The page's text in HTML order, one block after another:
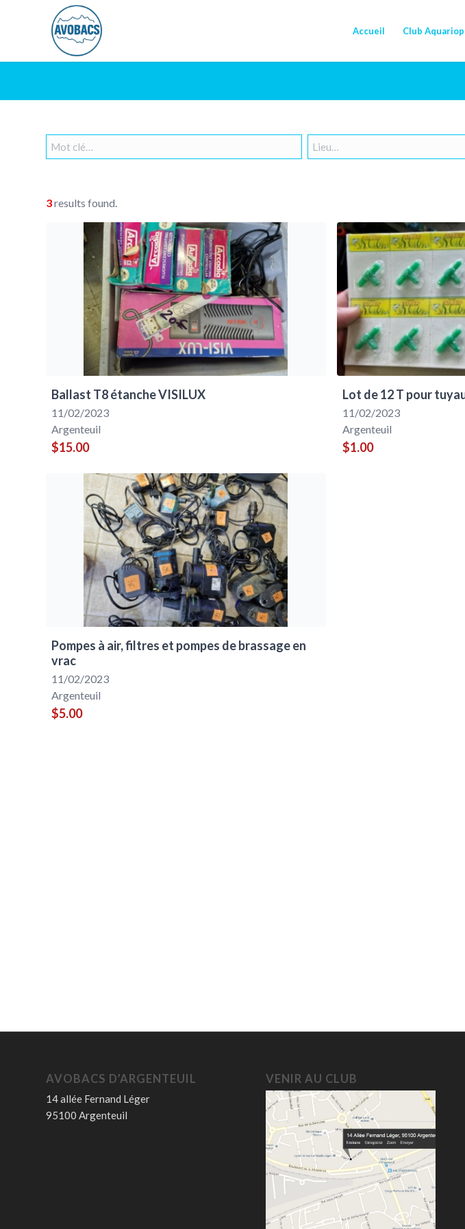
Accueil Club
3results found.
Ballast T8 étanche VISILUX
11/02/2023
Argenteuil
$15.00
Lot de 12 T pour
11/02/2023
Argenteuil
$1.00
Pompes à air, filtres et pompes de brassage en
vrac
11/02/2023
Argenteuil
$5.00
AVOBACS D’ARGENTEUIL
14 allée Fernand Léger
95100 Argenteuil
VENIR AU CLUB